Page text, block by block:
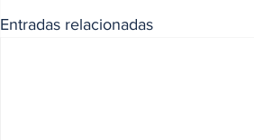
Entradas relacionadas